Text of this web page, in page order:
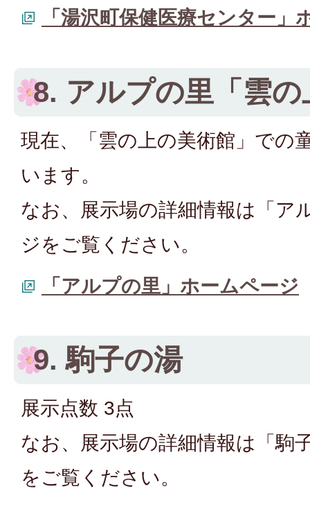
「湯沢町保健医療センター」
8. アルプの里「雲
現在、「雲の上の美術館」での
います。
なお、展示場の詳細情報は「ア
ジをご覧ください。
「アルプの里」ホームページ
9. 駒子の湯
展示点数 3点
なお、展示場の詳細情報は「駒
をご覧ください。